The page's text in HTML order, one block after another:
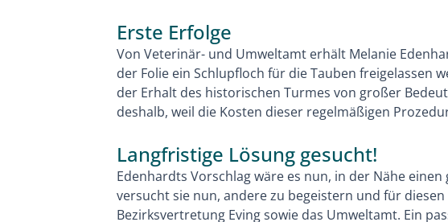
Erste Erfolge
Von Veterinär- und Umweltamt erhält Melanie
der Folie ein Schlupfloch für die Tauben freigelassen
der Erhalt des historischen Turmes von großer
deshalb, weil die Kosten dieser regelmäßigen
Langfristige Lösung gesucht!
Edenhardts Vorschlag wäre es nun, in der Nähe
versucht sie nun, andere zu begeistern und für
Bezirksvertretung Eving sowie das Umweltamt. Ein